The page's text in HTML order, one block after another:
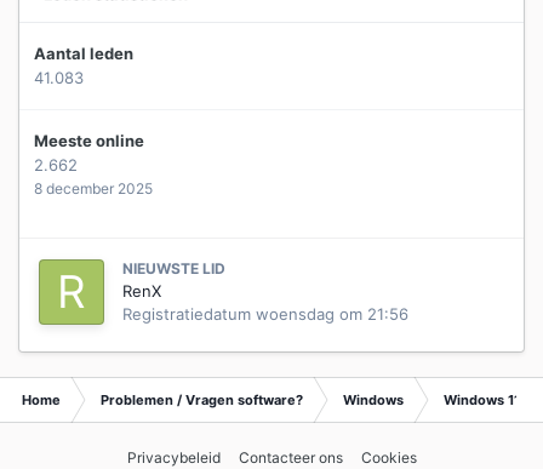
Aantal leden
41.083
Meeste online
2.662
8 december 2025
NIEUWSTE LID
RenX
Registratiedatum woensdag om 21:56
Home Problemen / Vragen software? Windows Windows 11
Privacybeleid Contacteer ons
Cookies